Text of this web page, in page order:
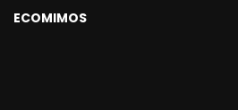
ECOMIMOS